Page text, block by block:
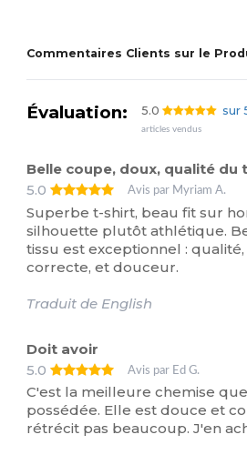
Commentaires Clients sur le
Évaluation: 5.0 sur
articles vendus
Belle coupe, doux, qualité du
5.0
Avis par Myriam A.
Superbe t-shirt, beau fit sur
silhouette plutôt athlétique.
tissu est exceptionnel :
correcte, et douceur.
Traduit de English
Doit avoir
5.0
Avis par Ed G.
C'est la meilleure chemise que
possédée. Elle est douce et
rétrécit pas beaucoup. J'en